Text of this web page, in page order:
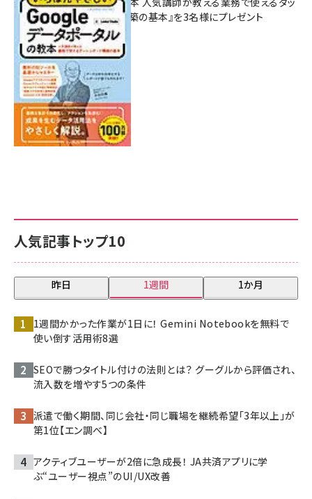
人気記事トップ10
昨日 1週間 1か月
1週間かかった作業が1日に！ Gemini Notebookを無料で
使い倒す活用術8選
SEOで勝つタイトル付けの法則とは？ グーグルから評価され、
流入数を増やす5つの条件
派遣で働く期間、同じ会社・同じ職場を継続希望「3年以上」が
第1位【エン調べ】
アクティブユーザーが2倍に急成長！ JA共済アプリに学
ぶ“ユーザー視点”のUI/UX改善
シュボード構築の基本』を3名様にプレゼント
7月31日 10:00